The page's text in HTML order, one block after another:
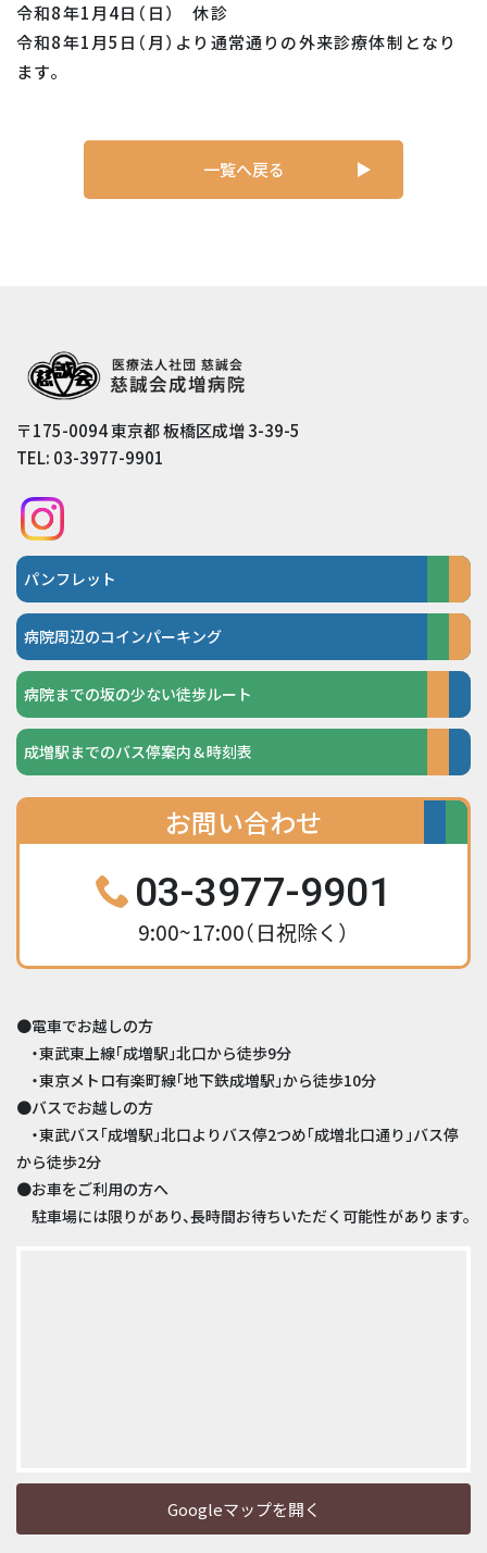
令和8年1月4日（日） 休診
令和8年1月5日（月）より通常通りの外来診療体制となり
ます。
一覧へ戻る
〒175-0094東京都板橋区成増3-39-5
TEL: 03-3977-9901
パンフレット
病院周辺のコインパーキング
病院までの坂の少ない徒歩ルート
成増駅までのバス停案内＆時刻表
お問い合わせ
03-3977-9901
9:00~17:00（日祝除く）
●電車でお越しの方
・東武東上線「成増駅」北口から徒歩9分
・東京メトロ有楽町線「地下鉄成増駅」から徒歩10分
●バスでお越しの方
・東武バス「成増駅」北口よりバス停2つめ「成増北口通り」バス停
から徒歩2分
●お車をご利用の方へ
駐車場には限りがあり、長時間お待ちいただく可能性があります。
Googleマップを開く